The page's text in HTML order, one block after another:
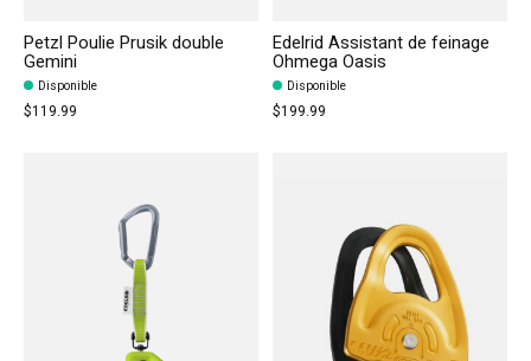
Petzl Poulie Prusik double
Gemini
Disponible
$119.99
Edelrid Assistant de feinage
Ohmega Oasis
Disponible
$199.99